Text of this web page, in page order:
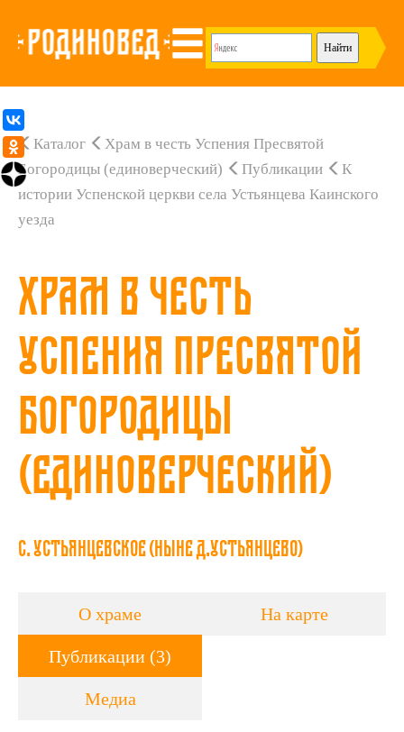
Каталог
Храм в честь Успения Пресвятой
Богородицы (единоверческий)
Публикации
К
истории Успенской церкви села Устьянцева Каинского
уезда
Храм в честь
Успения Пресвятой
Богородицы
(единоверческий)
с. Устьянцевское (ныне д.Устьянцево)
О храме
Публикации (3)
Медиа
На карте